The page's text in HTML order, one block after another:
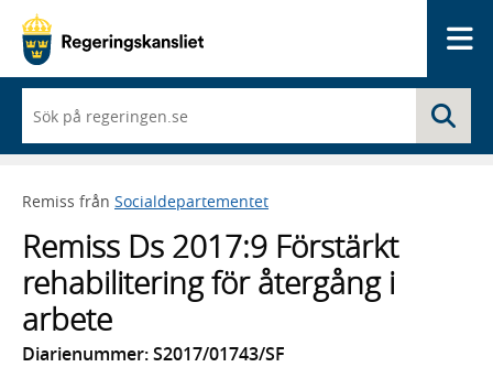
du
börjar
skriva
framträder
lista
med
sökförslag
Remiss från Socialdepartementet
Remiss Ds 2017:9 Förstärkt
rehabilitering för återgång i
arbete
Diarienummer: S2017/01743/SF